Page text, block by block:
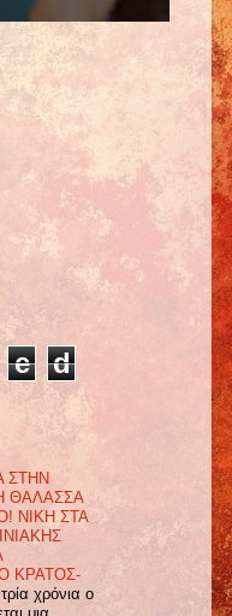
e d
ΣΤΗΝ
ΘΑΛΑΣΣΑ
ΝΙΚΗ ΣΤΑ
ΚΡΑΤΟΣ-
χρόνια ο